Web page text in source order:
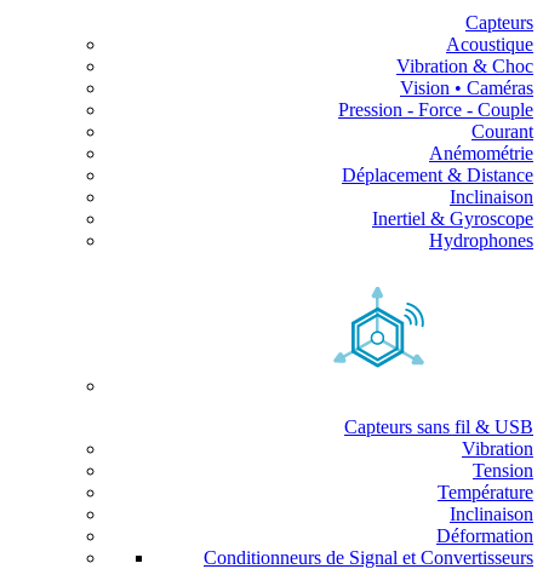
Capteurs
Acoustique
Vibration & Choc
Vision • Caméras
Pression - Force - Couple
Courant
Anémométrie
Déplacement & Distance
Inclinaison
Inertiel & Gyroscope
Hydrophones
Capteurs sans fil & USB
Vibration
Tension
Température
Inclinaison
Déformation
Conditionneurs de Signal et Convertisseurs